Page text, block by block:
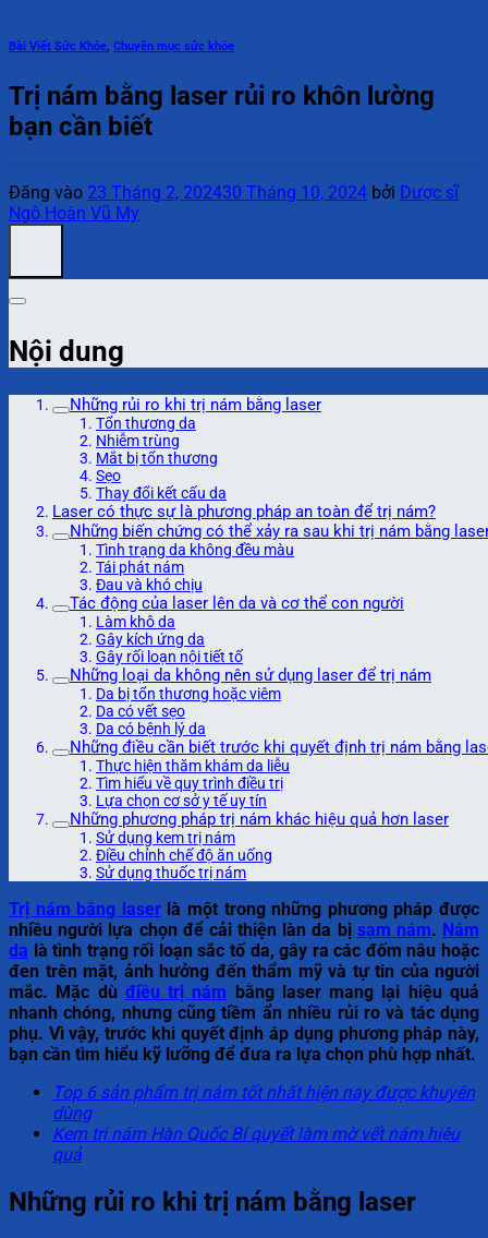
Bài Viết Sức Khỏe, Chuyên mục sức khỏe
Trị nám bằng laser rủi ro khôn lường
bạn cần biết
Đăng vào 23 Tháng 2, 202430 Tháng 10, 2024 bởi Dược sĩ
Ngô Hoàn Vũ My
Nội dung
Những rủi ro khi trị nám bằng laser
Tổn thương da
Nhiễm trùng
Mắt bị tổn thương
Sẹo
Thay đổi kết cấu da
Laser có thực sự là phương pháp an toàn để trị nám?
Những biến chứng có thể xảy ra sau khi trị nám bằng
Tình trạng da không đều màu
Tái phát nám
Đau và khó chịu
Tác động của laser lên da và cơ thể con người
Làm khô da
Gây kích ứng da
Gây rối loạn nội tiết tố
Những loại da không nên sử dụng laser để trị nám
Da bị tổn thương hoặc viêm
Da có vết sẹo
Da có bệnh lý da
Những điều cần biết trước khi quyết định trị nám bằng
Thực hiện thăm khám da liễu
Tìm hiểu về quy trình điều trị
Lựa chọn cơ sở y tế uy tín
Những phương pháp trị nám khác hiệu quả hơn laser
Sử dụng kem trị nám
Điều chỉnh chế độ ăn uống
Sử dụng thuốc trị nám
Trị nám bằng laserlà một trong những phương pháp được
nhiều người lựa chọn để cải thiện làn da bị sạm nám. Nám
da là tình trạng rối loạn sắc tố da, gây ra các đốm nâu hoặc
đen trên mặt, ảnh hưởng đến thẩm mỹ và tự tin của người
mắc. Mặc dù điều trị nám bằng laser mang lại hiệu quả
nhanh chóng, nhưng cũng tiềm ẩn nhiều rủi ro và tác dụng
phụ. Vì vậy, trước khi quyết định áp dụng phương pháp này,
bạn cần tìm hiểu kỹ lưỡng để đưa ra lựa chọn phù hợp nhất.
Top 6 sản phẩm trị nám tốt nhất hiện nay được khuyên
dùng
Kem trị nám Hàn Quốc Bí quyết làm mờ vết nám hiệu
quả
Những rủi ro khi trị nám bằng laser